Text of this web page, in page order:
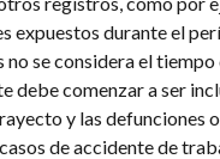
expuestos durante el
no se considera el
debe comenzar a ser
y las defunciones
de accidente de